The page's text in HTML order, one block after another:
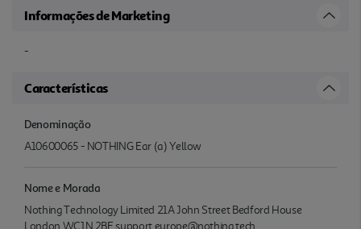
Informações de Marketing
-
Características
Denominação
A10600065 - NOTHING Ear (a) Yellow
Nome e Morada
Nothing Technology Limited 21A John Street Bedford House
London WC1N 2BF support.europe@nothing.tech